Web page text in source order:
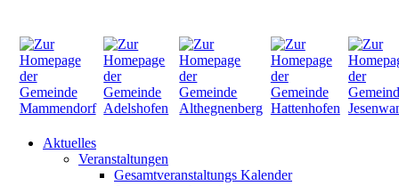
Aktuelles
Veranstaltungen
Gesamtveranstaltungs Kalender